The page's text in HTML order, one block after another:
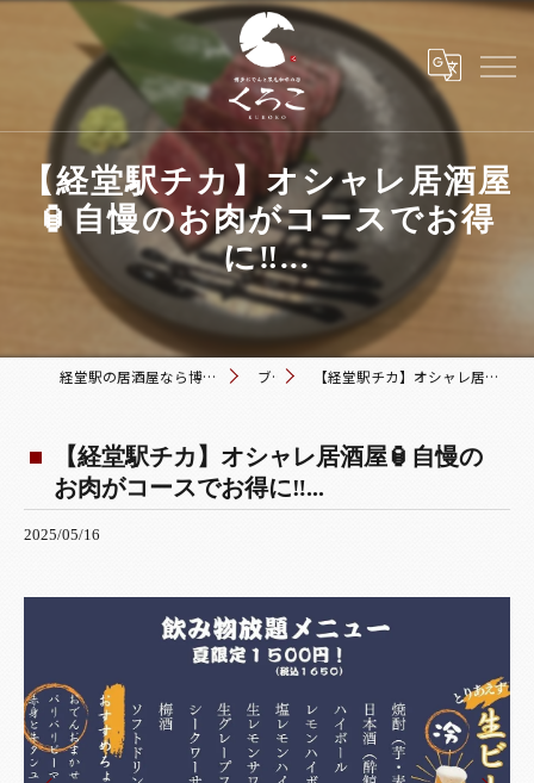
【経堂駅チカ】オシャレ居酒屋
🏮自慢のお肉がコースでお得
に‼️...
経堂駅の居酒屋なら博多おでんと黒毛和牛の店 くろこ ブログ 【経堂駅チカ】オシャレ居酒屋🏮自慢のお肉がコースでお得に‼️...
【経堂駅チカ】オシャレ居酒屋🏮自慢の
お肉がコースでお得に‼️...
2025/05/16